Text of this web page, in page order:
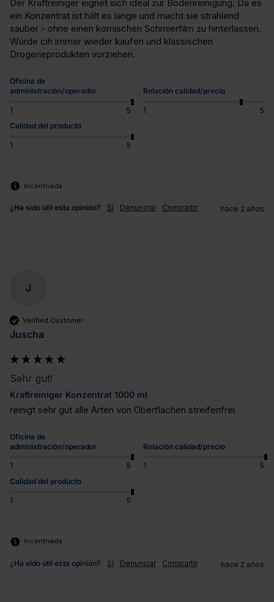
Der Kraftreiniger eignet sich ideal zur Bodenreinigung. Da es
ein Konzentrat ist hält es lange und macht sie strahlend
sauber - ohne einen komischen Schmierfilm zu hinterlassen.
Würde cih immer wieder kaufen und klassischen
Drogerieprodukten vorziehen.
Oficina de
administración/operador
1 5
Relación calidad/precio
1
5
Calidad del producto
1 5
Incentivada
¿Ha sido útil esta opinión? Sí Denunciar Compartir hace 2 años
J
Verified Customer
Juscha
Sehr gut!
Kraftreiniger Konzentrat 1000 ml
reinigt sehr gut alle Arten von Oberflächen streifenfrei
Oficina de
administración/operador
1 5
Relación calidad/precio
1
5
Calidad del producto
1 5
Incentivada
¿Ha sido útil esta opinión? Sí Denunciar Compartir hace 2 años